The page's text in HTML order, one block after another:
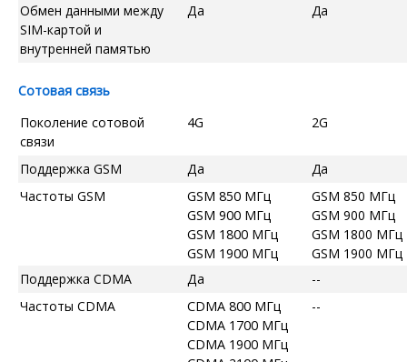
Обмен данными между
SIM-картой и
внутренней памятью
Да Да
Сотовая связь
Поколение сотовой
связи
4G 2G
Поддержка GSM Да
Да
Частоты GSM
GSM 850 МГц
GSM 900 МГц
GSM 1800 МГц
GSM 1900 МГц
GSM 850 МГц
GSM 900 МГц
GSM 1800 МГц
GSM 1900 МГц
Поддержка CDMA
Да
--
Частоты CDMA
CDMA 800 МГц
CDMA 1700 МГц
CDMA 1900 МГц
--